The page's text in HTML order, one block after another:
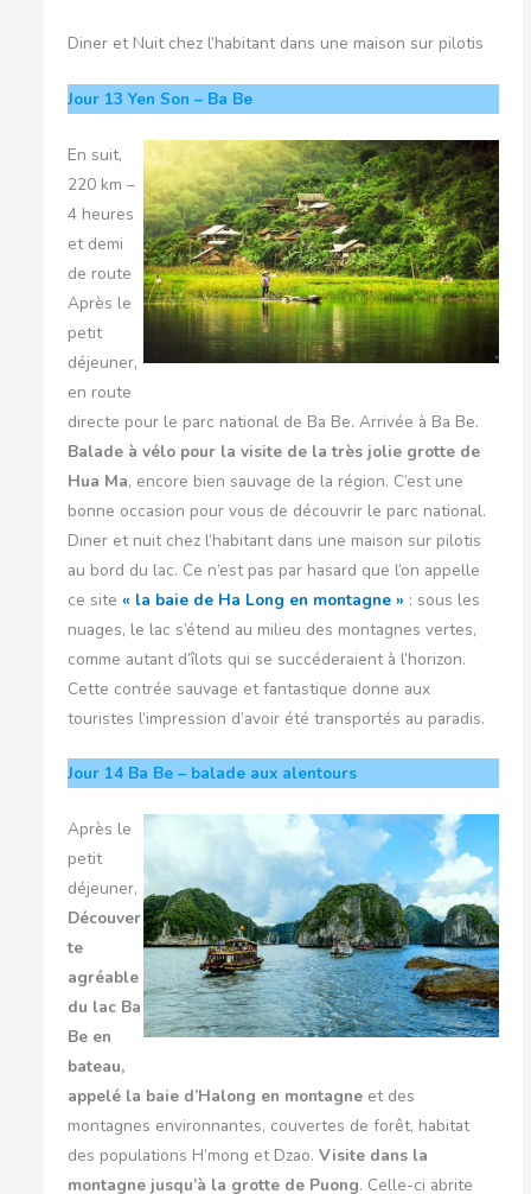
Diner et Nuit chez l’habitant dans une maison sur pilotis
Jour 13 Yen Son – Ba Be
En suit,
220 km –
4 heures
et demi
de route
Après le
petit
déjeuner,
en route
directe pour le parc national de Ba Be. Arrivée à Ba Be.
Balade à vélo pour la visite de la très jolie grotte de
Hua Ma, encore bien sauvage de la région. C’est une
bonne occasion pour vous de découvrir le parc national.
Diner et nuit chez l’habitant dans une maison sur pilotis
au bord du lac. Ce n’est pas par hasard que l’on appelle
ce site « la baie de Ha Long en montagne » : sous les
nuages, le lac s’étend au milieu des montagnes vertes,
comme autant d’îlots qui se succéderaient à l’horizon.
Cette contrée sauvage et fantastique donne aux
touristes l’impression d’avoir été transportés au paradis.
Jour 14 Ba Be – balade aux alentours
Après le
petit
déjeuner,
Découver
te
agréable
du lac Ba
Be en
bateau,
appelé la baie d’Halong en montagne et des
montagnes environnantes, couvertes de forêt, habitat
des populations H’mong et Dzao. Visite dans la
montagne jusqu’à la grotte de Puong. Celle-ci abrite